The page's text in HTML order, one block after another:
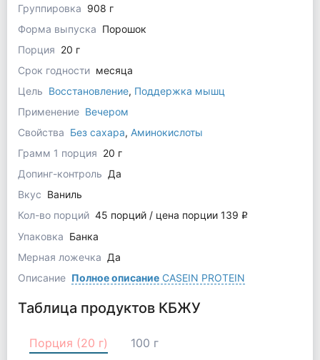
Группировка 908 г
Форма выпуска Порошок
Порция 20 г
Срок годности месяца
Цель Восстановление, Поддержка мышц
Применение Вечером
Свойства Без сахара, Аминокислоты
Грамм 1 порция 20 г
Допинг-контроль Да
Вкус Ваниль
Кол-во порций 45 порций / цена порции 139 q
Упаковка Банка
Мерная ложечка Да
Описание Полное описаниеCASEIN PROTEIN
Таблица продуктов КБЖУ
Порция (20 г)
100 г